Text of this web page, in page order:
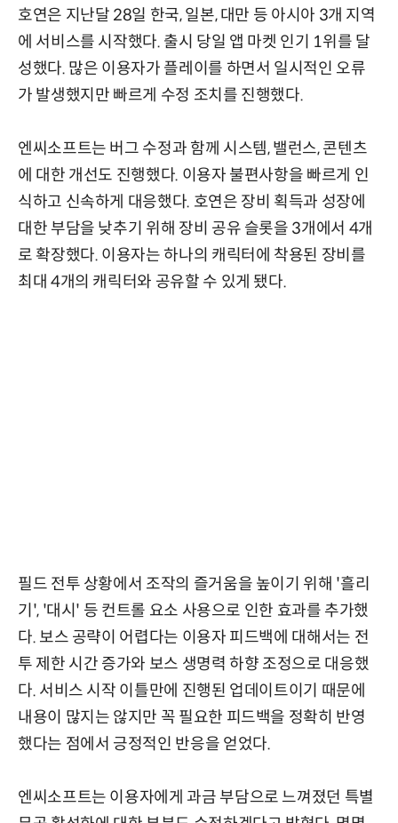
호연은 지난달 28일 한국, 일본, 대만 등 아시아 3개 지역
에 서비스를 시작했다. 출시 당일 앱 마켓 인기 1위를 달
성했다. 많은 이용자가 플레이를 하면서 일시적인 오류
가 발생했지만 빠르게 수정 조치를 진행했다.
엔씨소프트는 버그 수정과 함께 시스템, 밸런스, 콘텐츠
에 대한 개선도 진행했다. 이용자 불편사항을 빠르게 인
식하고 신속하게 대응했다. 호연은 장비 획득과 성장에
대한 부담을 낮추기 위해 장비 공유 슬롯을 3개에서 4개
로 확장했다. 이용자는 하나의 캐릭터에 착용된 장비를
최대 4개의 캐릭터와 공유할 수 있게 됐다.
필드 전투 상황에서 조작의 즐거움을 높이기 위해 '흘리
기', '대시' 등 컨트롤 요소 사용으로 인한 효과를 추가했
다. 보스 공략이 어렵다는 이용자 피드백에 대해서는 전
투 제한 시간 증가와 보스 생명력 하향 조정으로 대응했
다. 서비스 시작 이틀만에 진행된 업데이트이기 때문에
내용이 많지는 않지만 꼭 필요한 피드백을 정확히 반영
했다는 점에서 긍정적인 반응을 얻었다.
엔씨소프트는 이용자에게 과금 부담으로 느껴졌던 특별